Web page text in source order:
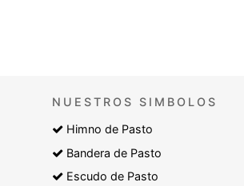
NUESTROS SIMBOLOS
Himno de Pasto
Bandera de Pasto
Escudo de Pasto